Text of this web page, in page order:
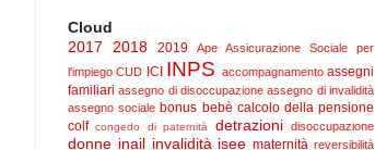
Cloud
2017
2018 2019 Ape
Assicurazione Sociale per
l'impiego CUD ICI INPS accompagnamento assegni
familiari assegno di disoccupazione assegno di invalidità
assegno sociale bonus bebè calcolo della pensione
colf congedo di paternità detrazioni disoccupazione
donne inail invalidità isee maternità reversibilità